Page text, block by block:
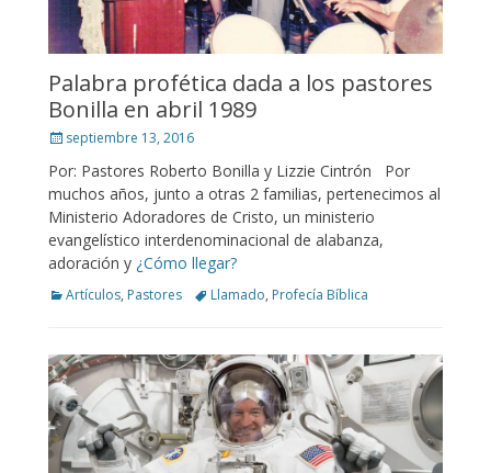
Palabra profética dada a los pastores
Bonilla en abril 1989
Posted
septiembre 13, 2016
Por: Pastores Roberto Bonilla y Lizzie Cintrón Por
muchos años, junto a otras 2 familias, pertenecimos al
Ministerio Adoradores de Cristo, un ministerio
evangelístico interdenominacional de alabanza,
adoración y ¿Cómo llegar?
Categories
Artículos, Pastores TagsLlamado, Profecía Bíblica